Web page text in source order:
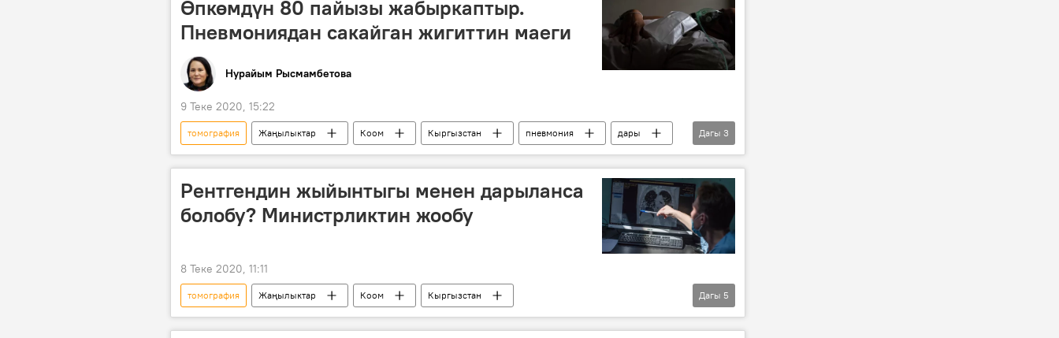
Өпкөмдүн 80 пайызы жабыркаптыр.
Пневмониядан сакайган жигиттин маеги
Нурайым Рысмамбетова
9 Теке 2020, 15:22
томография Жаңылыктар Коом Кыргызстан пневмония
дары
жүрөк
Улуттук Госпиталь Кыргызстандагы коронавирус жуктуруп алгандар
Дагы 3
Рентгендин жыйынтыгы менен дарыланса
болобу? Министрликтин жообу
8 Теке 2020, 11:11
томография Жаңылыктар Коом
Кыргызстан
Коронавируска байланыштуу Кыргызстандагы кырдаал
рентген өпкө
окутуу
Дагы 5